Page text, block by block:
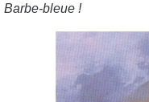
Barbe-bleue !